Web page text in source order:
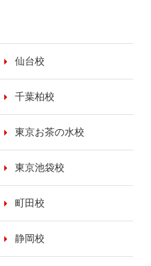
仙台校
千葉柏校
東京お茶の水校
東京池袋校
町田校
静岡校